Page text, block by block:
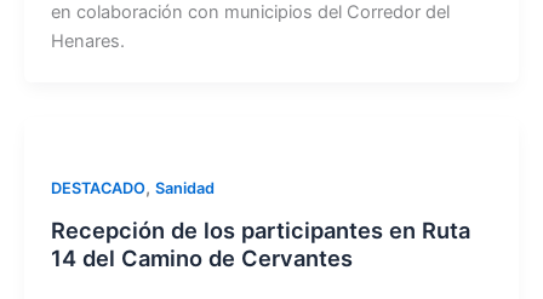
en colaboración con municipios del Corredor del
Henares.
DESTACADO, Sanidad
Recepción de los participantes en Ruta
14 del Camino de Cervantes